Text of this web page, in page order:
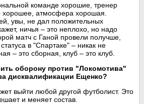
команде хорошие, тренер
хорошее, атмосфера хорошая.
увы, не дал положительных
ничья – это неплохо, но надо
матч с Ганой провели получше,
в "Спартаке" – никак не
– это сборная, клуб – это клуб.
оборону против "Локомотива"
дисквалификации Ещенко?
выйти любой другой футболист. Это
и меняет состав.